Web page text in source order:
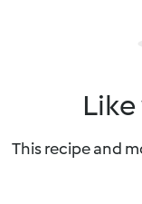
This recipe and